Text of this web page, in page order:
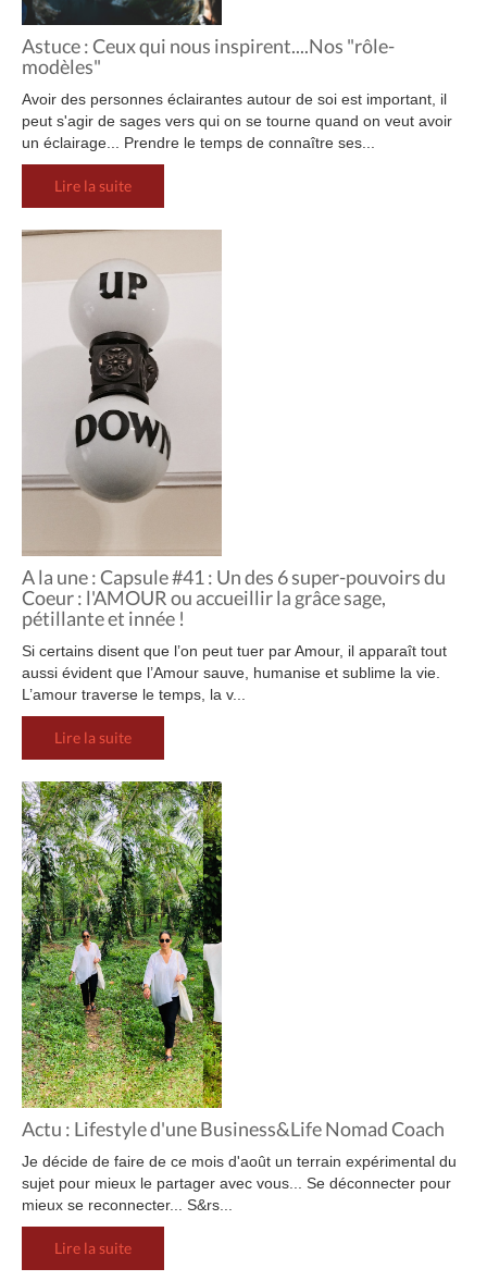
Astuce : Ceux qui nous inspirent....Nos "rôle-
modèles"
Avoir des personnes éclairantes autour de soi est important, il
peut s'agir de sages vers qui on se tourne quand on veut avoir
un éclairage... Prendre le temps de connaître ses...
Lire la suite
A la une : Capsule #41 : Un des 6 super-pouvoirs du
Coeur : l'AMOUR ou accueillir la grâce sage,
pétillante et innée !
Si certains disent que l’on peut tuer par Amour, il apparaît tout
aussi évident que l’Amour sauve, humanise et sublime la vie.
L’amour traverse le temps, la v...
Lire la suite
Actu : Lifestyle d'une Business&Life Nomad Coach
Je décide de faire de ce mois d'août un terrain expérimental du
sujet pour mieux le partager avec vous... Se déconnecter pour
mieux se reconnecter... S&rs...
Lire la suite